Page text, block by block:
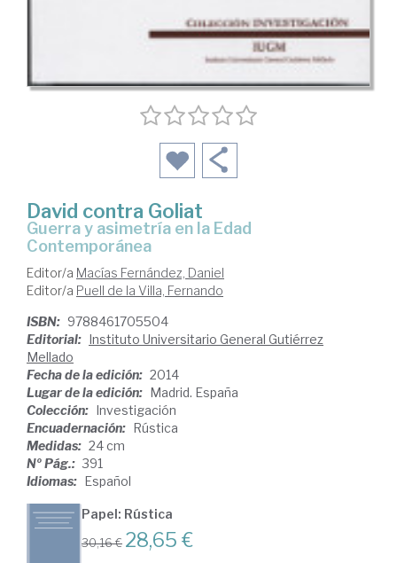
David contra Goliat
guerra y asimetría en la Edad
Contemporánea
Editor/a Macías Fernández, Daniel
Editor/a Puell de la Villa, Fernando
ISBN: 9788461705504
Editorial: Instituto Universitario General Gutiérrez
Mellado
Fecha de la edición: 2014
Lugar de la edición: Madrid. España
Colección: Investigación
Encuadernación: Rústica
Medidas: 24 cm
Nº Pág.: 391
Idiomas: Español
Papel: Rústica
30,16 € 28,65 €